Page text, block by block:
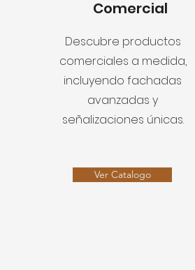
Comercial
Descubre productos
comerciales a medida,
incluyendo fachadas
avanzadas y
señalizaciones únicas.
Ver Catalogo